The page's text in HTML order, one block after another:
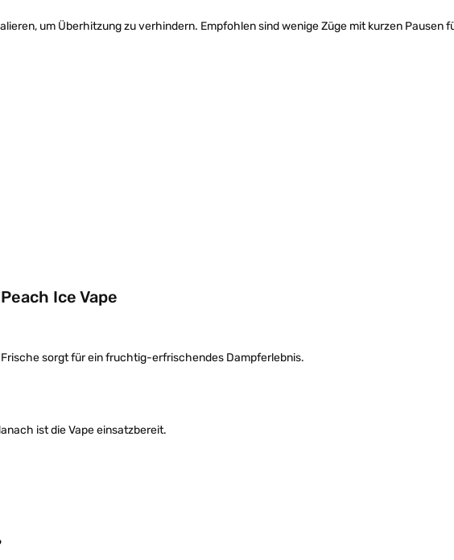
um Überhitzung zu verhindern. Empfohlen sind wenige Züge mit kurzen Pausen
Ice Vape
sorgt für ein fruchtig-erfrischendes Dampferlebnis.
ist die Vape einsatzbereit.